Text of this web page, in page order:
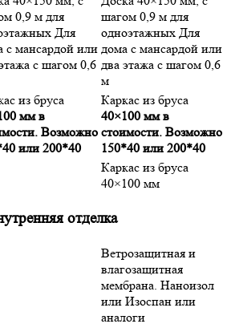
0,9 м для
Для
с мансардой или
с шагом 0,6
шагом 0,9 м для
одноэтажных Для
дома с мансардой или
два этажа с шагом 0,6
м
из бруса
мм в
Возможно
или 200*40
Каркас из бруса
40×100 мм в
стоимости. Возможно
150*40 или 200*40
Каркас из бруса
40×100 мм
отделка
Ветрозащитная и
влагозащитная
мембрана. Наноизол
или Изоспан или
аналоги